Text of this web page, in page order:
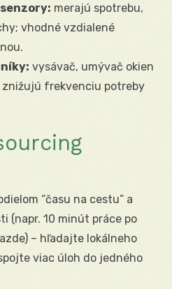
merajú spotrebu,
vhodné vzdialené
vysávač, umývač okien
znižujú frekvenciu potreby
“času na cestu” a
(napr. 10 minút práce po
– hľadajte lokálneho
viac úloh do jedného